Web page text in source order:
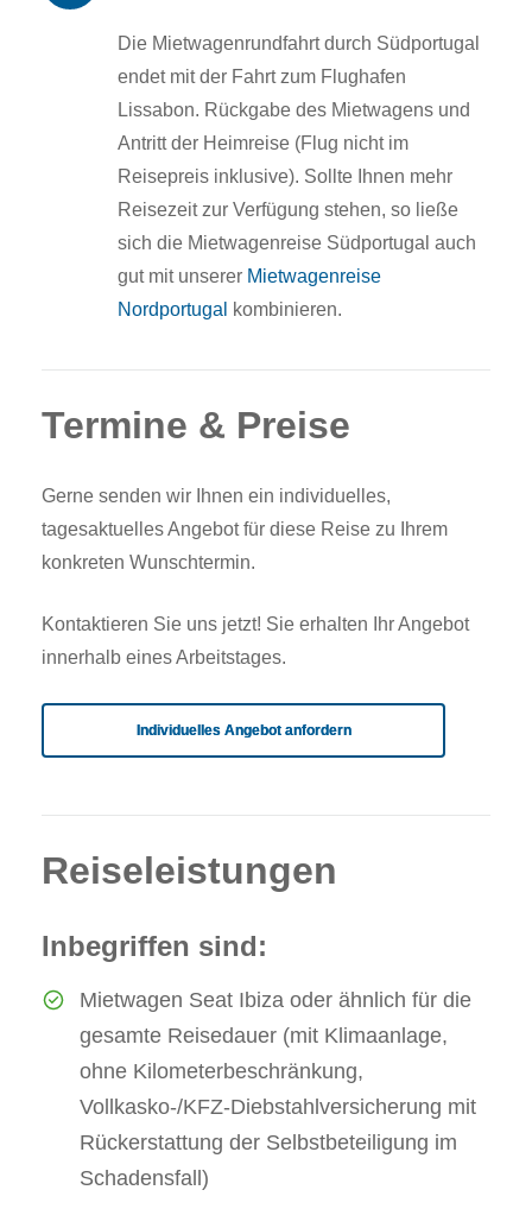
Die Mietwagenrundfahrt durch Südportugal
endet mit der Fahrt zum Flughafen
Lissabon. Rückgabe des Mietwagens und
Antritt der Heimreise (Flug nicht im
Reisepreis inklusive). Sollte Ihnen mehr
Reisezeit zur Verfügung stehen, so ließe
sich die Mietwagenreise Südportugal auch
gut mit unserer Mietwagenreise
Nordportugal
kombinieren.
Termine & Preise
Gerne senden wir Ihnen ein individuelles,
tagesaktuelles Angebot für diese Reise zu Ihrem
konkreten Wunschtermin.
Kontaktieren Sie uns jetzt! Sie erhalten Ihr Angebot
innerhalb eines Arbeitstages.
Individuelles Angebot anfordern
Reiseleistungen
Inbegriffen sind:
Mietwagen Seat Ibiza oder ähnlich für die
gesamte Reisedauer (mit Klimaanlage,
ohne Kilometerbeschränkung,
Vollkasko-/KFZ-Diebstahlversicherung mit
Rückerstattung der Selbstbeteiligung im
Schadensfall)